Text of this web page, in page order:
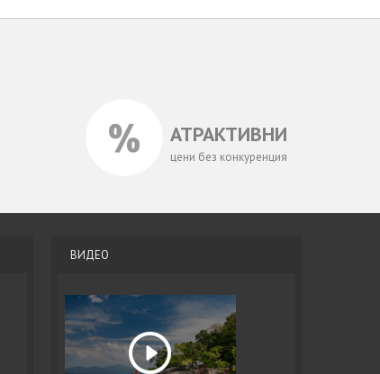
АТРАКТИВНИ
цени без конкуренция
ВИДЕО